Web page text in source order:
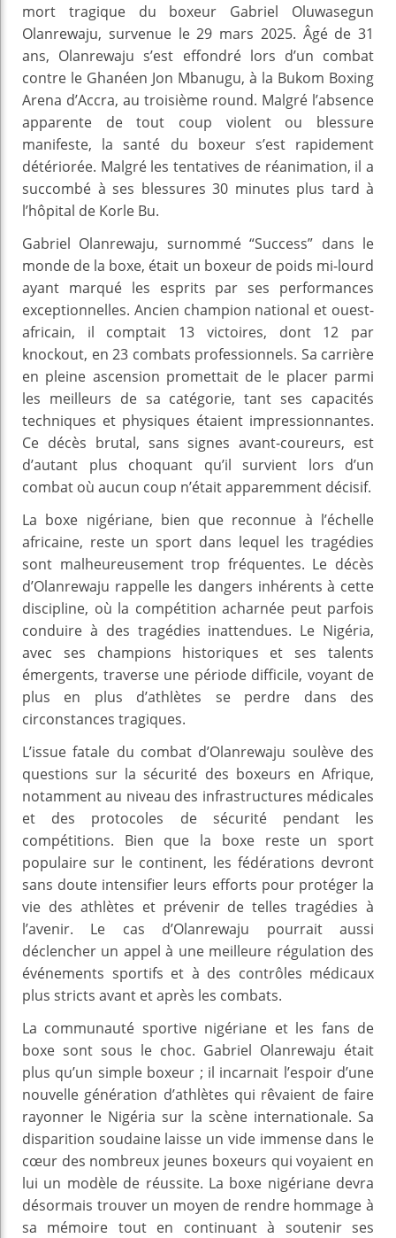
mort tragique du boxeur Gabriel Oluwasegun
Olanrewaju, survenue le 29 mars 2025. Âgé de 31
ans, Olanrewaju s’est effondré lors d’un combat
contre le Ghanéen Jon Mbanugu, à la Bukom Boxing
Arena d’Accra, au troisième round. Malgré l’absence
apparente de tout coup violent ou blessure
manifeste, la santé du boxeur s’est rapidement
détériorée. Malgré les tentatives de réanimation, il a
succombé à ses blessures 30 minutes plus tard à
l’hôpital de Korle Bu.
Gabriel Olanrewaju, surnommé “Success” dans le
monde de la boxe, était un boxeur de poids mi-lourd
ayant marqué les esprits par ses performances
exceptionnelles. Ancien champion national et ouest-
africain, il comptait 13 victoires, dont 12 par
knockout, en 23 combats professionnels. Sa carrière
en pleine ascension promettait de le placer parmi
les meilleurs de sa catégorie, tant ses capacités
techniques et physiques étaient impressionnantes.
Ce décès brutal, sans signes avant-coureurs, est
d’autant plus choquant qu’il survient lors d’un
combat où aucun coup n’était apparemment décisif.
La boxe nigériane, bien que reconnue à l’échelle
africaine, reste un sport dans lequel les tragédies
sont malheureusement trop fréquentes. Le décès
d’Olanrewaju rappelle les dangers inhérents à cette
discipline, où la compétition acharnée peut parfois
conduire à des tragédies inattendues. Le Nigéria,
avec ses champions historiques et ses talents
émergents, traverse une période difficile, voyant de
plus en plus d’athlètes se perdre dans des
circonstances tragiques.
L’issue fatale du combat d’Olanrewaju soulève des
questions sur la sécurité des boxeurs en Afrique,
notamment au niveau des infrastructures médicales
et des protocoles de sécurité pendant les
compétitions. Bien que la boxe reste un sport
populaire sur le continent, les fédérations devront
sans doute intensifier leurs efforts pour protéger la
vie des athlètes et prévenir de telles tragédies à
l’avenir. Le cas d’Olanrewaju pourrait aussi
déclencher un appel à une meilleure régulation des
événements sportifs et à des contrôles médicaux
plus stricts avant et après les combats.
La communauté sportive nigériane et les fans de
boxe sont sous le choc. Gabriel Olanrewaju était
plus qu’un simple boxeur ; il incarnait l’espoir d’une
nouvelle génération d’athlètes qui rêvaient de faire
rayonner le Nigéria sur la scène internationale. Sa
disparition soudaine laisse un vide immense dans le
cœur des nombreux jeunes boxeurs qui voyaient en
lui un modèle de réussite. La boxe nigériane devra
désormais trouver un moyen de rendre hommage à
sa mémoire tout en continuant à soutenir ses